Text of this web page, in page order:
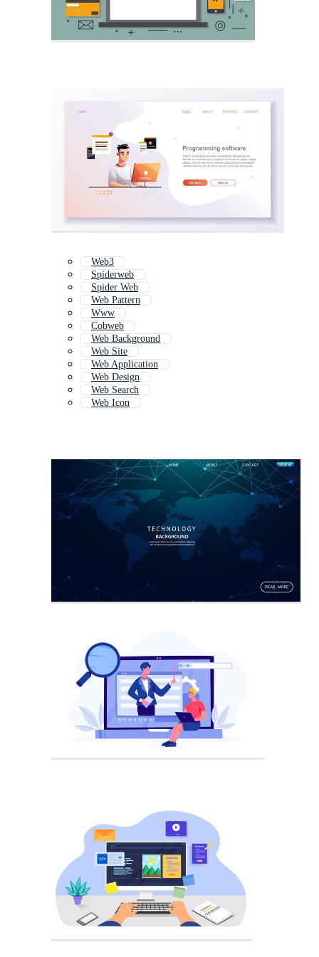
Web3
Spiderweb
Spider Web
Web Pattern
Www
Cobweb
Web Background
Web Site
Web Application
Web Design
Web Search
Web Icon